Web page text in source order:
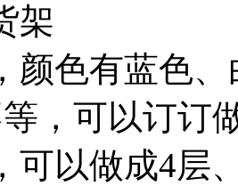
架
颜色有蓝色
，可以订订
可以做成4层